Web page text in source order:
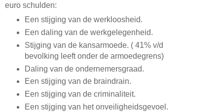
euro schulden:
Een stijging van de werkloosheid.
Een daling van de werkgelegenheid.
Stijging van de kansarmoede. ( 41% v/d
bevolking leeft onder de armoedegrens)
Daling van de ondernemersgraad.
Een stijging van de braindrain.
Een stijging van de criminaliteit.
Een stijging van het onveiligheidsgevoel.